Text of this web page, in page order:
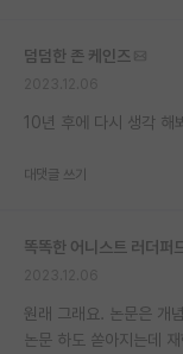
유학교육
이벤트
덤덤한 존 케인즈
10년 후에 다시 생각 해
대댓글 쓰기
똑똑한 어니스트 러더퍼
원래 그래요. 논문은 개
논문 하도 쏟아지는데